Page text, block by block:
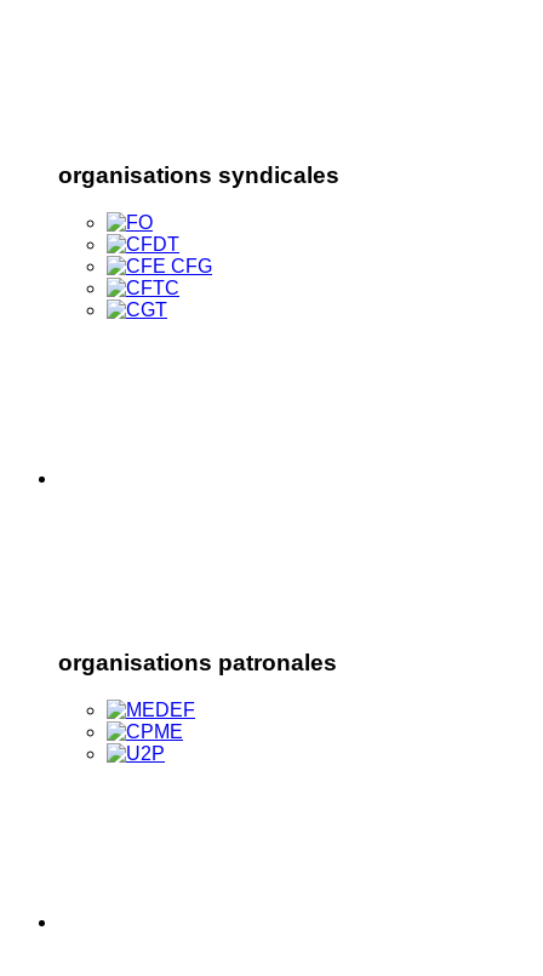
organisations syndicales
organisations patronales